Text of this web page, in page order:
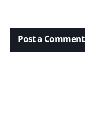
Post a Comment